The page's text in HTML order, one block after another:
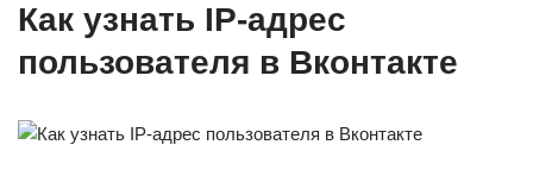
Как узнать IP-адрес
пользователя в Вконтакте